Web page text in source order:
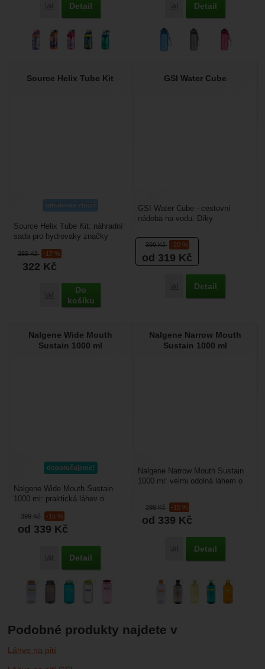
Porovnat
Detail Porovnat
Detail
Source Helix Tube Kit
ultralehké zboží
389Kč -17 %
322 Kč
Porovnat
Do
košíku
Source Helix Tube Kit: náhradní
sada pro hydrovaky značky
ventil Helix Valve...
GSI Water Cube
399Kč -20 %
od 319 Kč
Porovnat
Detail
GSI Water Cube - cestovní
nádoba na vodu. Díky
ergonomickému kohoutku je
nalití...
Nalgene Wide Mouth
Sustain 1000 ml
doporučujeme!
399Kč -15 %
od 339 Kč
Porovnat
Detail
Nalgene Wide Mouth Sustain
1000 ml: praktická láhev o
umožní snadné čištění...
Nalgene Narrow Mouth
Sustain 1000 ml
399Kč -15 %
od 339 Kč
Porovnat
Detail
Nalgene Narrow Mouth Sustain
1000 ml: velmi odolná láhem o
Šroubovací uzávěr...
Podobné produkty najdete v
Láhve na pití